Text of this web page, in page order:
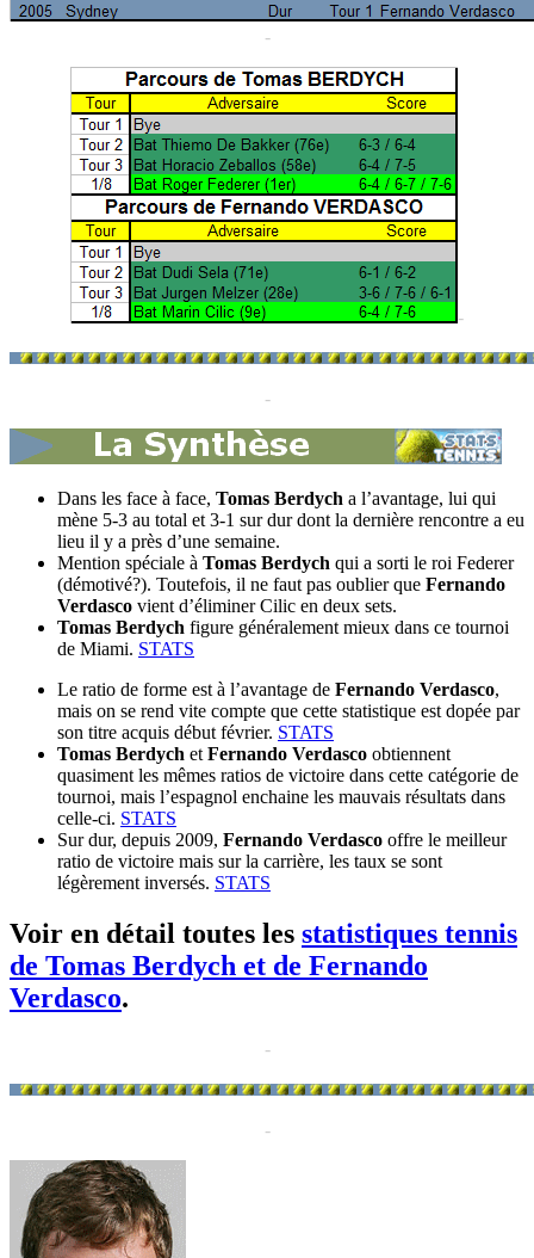
-
-
-
Dans les face à face, Tomas Berdych a l’avantage, lui qui
mène 5-3 au total et 3-1 sur dur dont la dernière rencontre a eu
lieu il y a près d’une semaine.
Mention spéciale à Tomas Berdych qui a sorti le roi Federer
(démotivé?). Toutefois, il ne faut pas oublier que Fernando
Verdasco vient d’éliminer Cilic en deux sets.
Tomas Berdych figure généralement mieux dans ce tournoi
de Miami. STATS
Le ratio de forme est à l’avantage de Fernando Verdasco,
mais on se rend vite compte que cette statistique est dopée par
son titre acquis début février. STATS
Tomas Berdych et Fernando Verdasco obtiennent
quasiment les mêmes ratios de victoire dans cette catégorie de
tournoi, mais l’espagnol enchaine les mauvais résultats dans
celle-ci. STATS
Sur dur, depuis 2009, Fernando Verdasco offre le meilleur
ratio de victoire mais sur la carrière, les taux se sont
légèrement inversés. STATS
Voir en détail toutes les statistiques tennis
de Tomas Berdych et de Fernando
Verdasco.
-
-